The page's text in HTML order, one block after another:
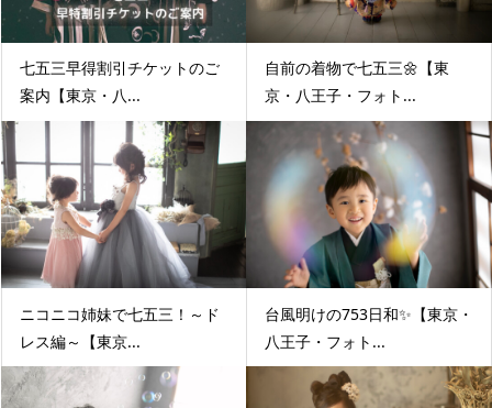
七五三早得割引チケットのご
案内【東京・八...
自前の着物で七五三🌼【東
京・八王子・フォト...
ニコニコ姉妹で七五三！～ド
レス編～【東京...
台風明けの753日和✨【東京・
八王子・フォト...